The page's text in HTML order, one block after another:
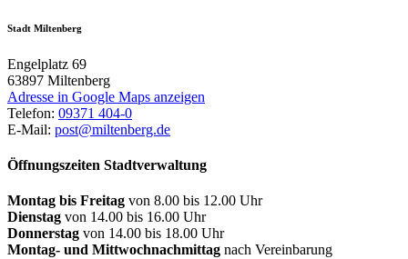
Stadt Miltenberg
Engelplatz 69
63897 Miltenberg
Adresse in Google Maps anzeigen
Telefon: 09371 404-0
E-Mail: post@miltenberg.de
Öffnungszeiten Stadtverwaltung
Montag bis Freitag von 8.00 bis 12.00 Uhr
Dienstag von 14.00 bis 16.00 Uhr
Donnerstag von 14.00 bis 18.00 Uhr
Montag- und Mittwochnachmittag nach Vereinbarung